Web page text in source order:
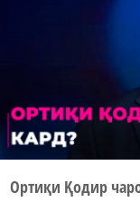
Ортиқи Қодир